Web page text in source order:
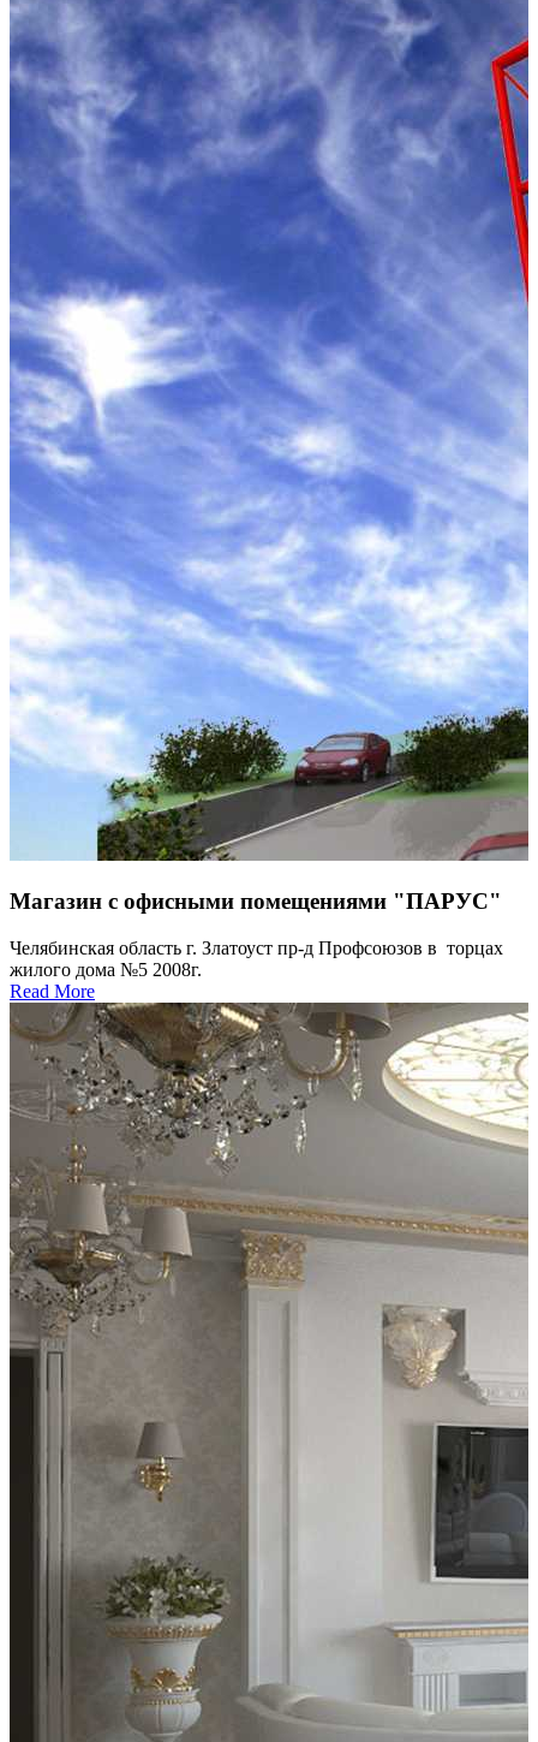
Магазин с офисными помещениями "ПАРУС"
Челябинская область г. Златоуст пр-д Профсоюзов в торцах
жилого дома №5 2008г.
Read More